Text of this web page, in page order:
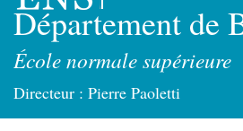
Département de
École normale supérieure
Directeur : Pierre Paoletti